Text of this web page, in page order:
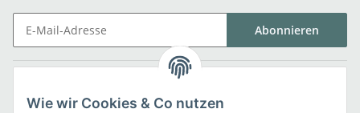
Abonnieren
Wie wir Cookies & Co nutzen